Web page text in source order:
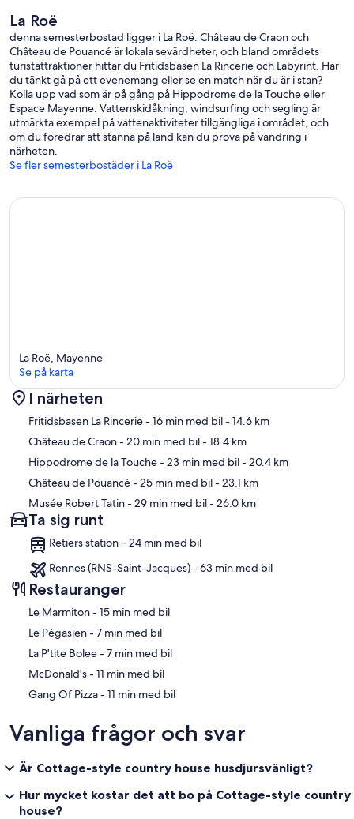
La Roë
denna semesterbostad ligger i La Roë. Château de Craon och
Château de Pouancé är lokala sevärdheter, och bland områdets
turistattraktioner hittar du Fritidsbasen La Rincerie och Labyrint. Har
du tänkt gå på ett evenemang eller se en match när du är i stan?
Kolla upp vad som är på gång på Hippodrome de la Touche eller
Espace Mayenne. Vattenskidåkning, windsurfing och segling är
utmärkta exempel på vattenaktiviteter tillgängliga i området, och
om du föredrar att stanna på land kan du prova på vandring i
närheten.
Se fler semesterbostäder i La Roë
Karta
La Roë, Mayenne
Se på karta
I närheten
Fritidsbasen La Rincerie- 16 min med bil- 14.6 km
Château de Craon- 20 min med bil- 18.4 km
Hippodrome de la Touche- 23 min med bil- 20.4 km
Château de Pouancé- 25 min med bil- 23.1 km
Musée Robert Tatin- 29 min med bil- 26.0 km
Ta sig runt
Retiers station – 24 min med bil
Rennes (RNS-Saint-Jacques) - 63 min med bil
Restauranger
‪Le Marmiton - ‬15 min med bil
‪Le Pégasien - ‬7 min med bil
‪La P'tite Bolee - ‬7 min med bil
‪McDonald's - ‬11 min med bil
‪Gang Of Pizza - ‬11 min med bil
Vanliga frågor och svar
Är Cottage-style country house husdjursvänligt?
Hur mycket kostar det att bo på Cottage-style country
house?